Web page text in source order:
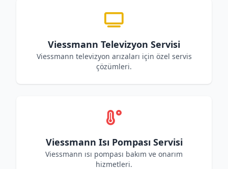
Viessmann Televizyon Servisi
Viessmann televizyon arızaları için özel servis
çözümleri.
Viessmann Isı Pompası Servisi
Viessmann ısı pompası bakım ve onarım
hizmetleri.